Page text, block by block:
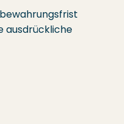
ausdrückliche